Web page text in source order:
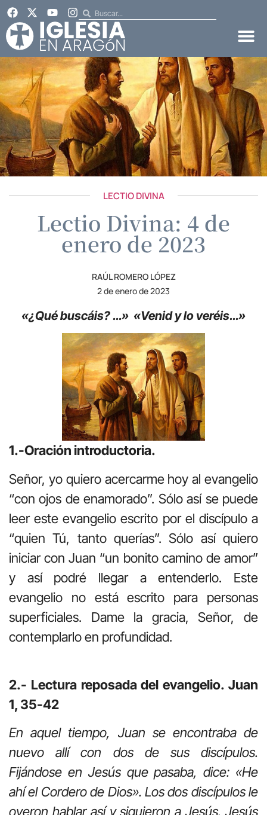
LECTIO DIVINA
Lectio Divina: 4 de
enero de 2023
RAÚL ROMERO LÓPEZ
2 de enero de 2023
«¿Qué buscáis? …» «Venid y lo veréis…»
1.-Oración introductoria.
Señor, yo quiero acercarme hoy al evangelio
“con ojos de enamorado”. Sólo así se puede
leer este evangelio escrito por el discípulo a
“quien Tú, tanto querías”. Sólo así quiero
iniciar con Juan “un bonito camino de amor”
y así podré llegar a entenderlo. Este
evangelio no está escrito para personas
superficiales. Dame la gracia, Señor, de
contemplarlo en profundidad.
2.- Lectura reposada del evangelio. Juan
1, 35-42
En aquel tiempo, Juan se encontraba de
nuevo allí con dos de sus discípulos.
Fijándose en Jesús que pasaba, dice: «He
ahí el Cordero de Dios». Los dos discípulos le
oyeron hablar así y siguieron a Jesús. Jesús